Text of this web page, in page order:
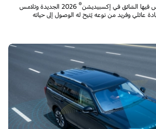
فيها السّائق في إكسبيديشن®
2026 الجديدة وتلامس
عائلي وفريد من نوعه يُتيح له الوصول إلى حياته